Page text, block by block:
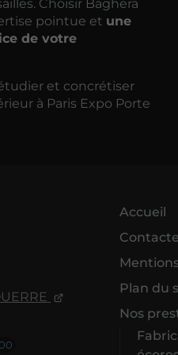
Choisir Baghera
pointue et une
de votre
et concrétiser
à Paris Expo Porte
Accueil
Plan du
Nos